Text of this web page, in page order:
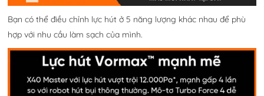
Bạn có thể điều chỉnh lực hút ở 5 năng lượng khác nhau để phù
hợp với nhu cầu làm sạch của mình.